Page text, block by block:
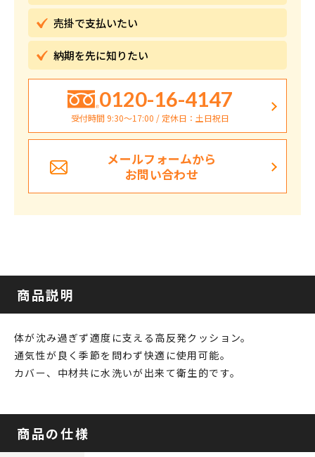
売掛で支払いたい
納期を先に知りたい
0120-16-4147
受付時間 9:30〜17:00 / 定休日：土日祝日
メールフォームから
お問い合わせ
商品説明
体が沈み過ぎず適度に支える高反発クッション。
通気性が良く季節を問わず快適に使用可能。
カバー、中材共に水洗いが出来て衛生的です。
商品の仕様